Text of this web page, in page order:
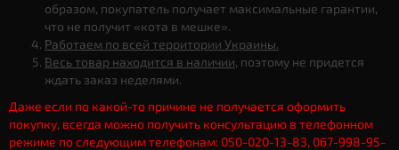
образом, покупатель получает максимальные гарантии,
что не получит «кота в мешке».
Работаем по всей территории Украины.
Весь товар находится в наличии, поэтому не придется
ждать заказ неделями.
Даже если по какой-то причине не получается оформить
покупку, всегда можно получить консультацию в телефонном
режиме по следующим телефонам: 050-020-13-83, 067-998-95-